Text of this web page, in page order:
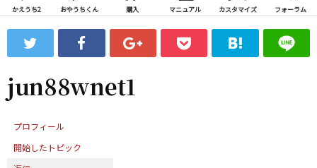
ス
ッ
プ
わ
フ
ォ
ム
かえうち2 おやうちくん 購入 マニュアル カスタマイズ フォーラム
jun88wnet1
プロフィール
開始したトピック